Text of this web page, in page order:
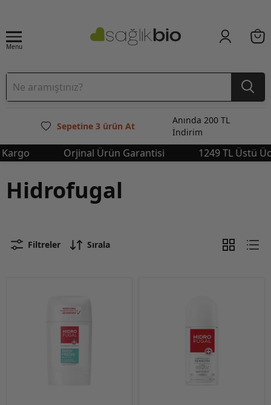
Menu
Sepetine 3 ürün At
Anında 200 TL
İndirim
Orjinal Ürün Garantisi 1249 TL Üstü
Hidrofugal
Filtreler Sırala